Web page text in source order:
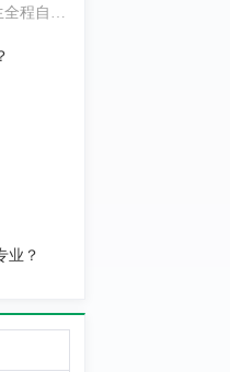
全程自学
大专考
要更贵
业？